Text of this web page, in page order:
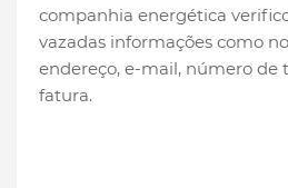
companhia energética
vazadas informações como
endereço, e-mail, número de
fatura.